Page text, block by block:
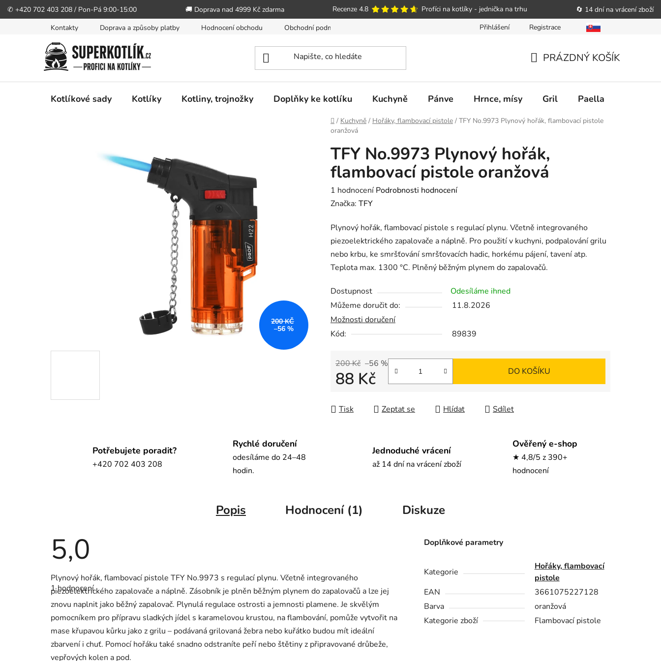
✆ +420 702 403 208 / Pon-Pá 9:00-15:00 🚚 Doprava nad 4999 Kč zdarma Recenze 4.8 Profíci na kotlíky - jednička na trhu 🔄 14 dní na vrácení zboží
Kontakty Doprava a způsoby platby Hodnocení obchodu Obchodní podmínky Poučení o právu spotřebitele podat obchodníkovi žádost o nápravu Reklamační řád
Přihlášení Registrace
KOŠÍK
PRÁZDNÝ KOŠÍK
Kotlíkové sady Kotlíky Kotliny, trojnožky Doplňky ke kotlíku Kuchyně Pánve Hrnce, mísy Gril Paella
Domů
/ Kuchyně / Hořáky, flambovací pistole / TFY No.9973 Plynový hořák, flambovací pistole
oranžová
TFY No.9973 Plynový hořák,
flambovací pistole oranžová
Průměrné
hodnocení
je
5,0
z
5
1 hodnocení Podrobnosti hodnocení
Značka: TFY
Plynový hořák, flambovací pistole s regulací plynu. Včetně integrovaného
piezoelektrického zapalovače a náplně. Pro použití v kuchyni, podpalování grilu
nebo krbu, ke smršťování smršťovacích hadic, horkému pájení, tavení atp.
Teplota max. 1300 °C. Plněný běžným plynem do zapalovačů.
Dostupnost
Odesíláme ihned
Můžeme doručit do:
11.8.2026
Možnosti doručení
Kód:
89839
200 Kč –56 %
88 Kč DO KOŠÍKU
Tisk Zeptat se Hlídat Sdílet
200 KČ
–56 %
Potřebujete poradit?
+420 702 403 208
Rychlé doručení
odesíláme do 24–48
hodin.
Jednoduché vrácení
až 14 dní na vrácení zboží
Ověřený e-shop
★ 4,8/5 z 390+
hodnocení
Popis Hodnocení (1) Diskuze
5,0
Průměrné
hodnocení
produktu
je
5,0
z
5
hvězdiček.
1 hodnocení
Plynový hořák, flambovací pistole TFY No.9973 s regulací plynu. Včetně integrovaného
piezoelektrického zapalovače a náplně. Zásobník je plněn běžným plynem do zapalovačů a lze jej
znovu naplnit jako běžný zapalovač. Plynulá regulace ostrosti a jemnosti plamene. Je skvělým
pomocníkem pro přípravu sladkých jídel s karamelovou krustou, na flambování, pomůže vytvořit na
mase křupavou kůrku jako z grilu – podávaná grilovaná žebra nebo kuřátko budou mít ideální
zbarvení i chuť. Pomocí hořáku také snadno odstraníte peří nebo štětiny z připravované drůbeže,
vepřových kolen a pod.
Doplňkové parametry
Kategorie
Hořáky, flambovací
pistole
EAN
3661075227128
Barva
oranžová
Kategorie zboží
Flambovací pistole